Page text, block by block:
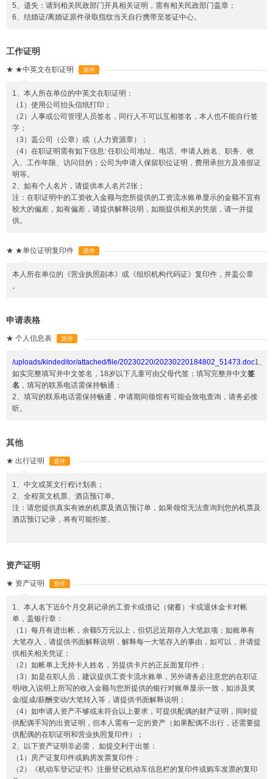
5、遗失：请到相关民政部门开具相关证明，需有相关民政部门盖章；
6、结婚证/离婚证原件录取指纹当天自行携带至签证中心。
工作证明
★ ★中英文在职证明 原件
1、本人所在单位的中英文在职证明：
（1）使用公司抬头信纸打印；
（2）人事或公司管理人员签名，同行人不可以互相签名，本人也不能自行签
字；
（3）盖公司（公章）或（人力资源章）；
（4）在职证明需有如下信息: 任职公司地址、电话、申请人姓名、职务、收
入、工作年限、访问目的；公司为申请人保留职位证明，费用承担方及准假证
明等。
2、如有个人名片，请提供本人名片2张；
注：在职证明中的工资收入金额与您所提供的工资流水账单显示的金额不宜有
较大的偏差，如有偏差，请提供解释说明，如能提供相关的凭据，请一并提
供。
★ ★单位证明复印件 原件
本人所在单位的《营业执照副本》或《组织机构代码证》复印件，并盖公章
。
申请表格
★ 个人信息表 原件
/uploads/kindeditor/attached/file/20230220/20230220184802_51473.doc1、
如实完整填写并中文签名，18岁以下儿童可由父母代签；填写完整并中文签
名 ，填写的联系电话需保持畅通；
2、填写的联系电话需保持畅通，申请期间领馆有可能会致电查询，请务必接
听。
其他
★ 出行证明 原件
1、中文或英文行程计划表；
2、全程英文机票、酒店预订单。
注：请您提供真实有效的机票及酒店预订单，如果领馆无法查询到您的机票及
酒店预订记录，将有可能拒签。
资产证明
★ 资产证明 原件
1、本人名下近6个月交易记录的工资卡或借记（储蓄）卡或退休金卡对帐
单，盖银行章：
（1）每月有进出帐，余额5万元以上，但切忌近期存入大笔款项；如账单有
大笔存入，请提供书面解释说明，解释每一大笔存入的事由，如可以，并请提
供相关相关凭证；
（2）如帐单上无持卡人姓名，另提供卡片的正反面复印件；
（3）如是在职人员，建议提供工资卡流水账单，另外请务必注意您的在职证
明/收入说明上所写的收入金额与您所提供的银行对账单显示一致，如涉及奖
金/提成/薪酬变动/大笔转入等，请提供书面解释说明；
（4）如申请人资产不够或未符合以上要求，可提供配偶的财产证明，同时提
供配偶手写的出资证明，但本人需有一定的资产（如果配偶不出行，还需要提
供配偶的在职证明和营业执照复印件）；
2、以下资产证明非必需， 如提交利于出签：
（1）房产证复印件或购房发票复印件；
（2）《机动车登记证书》注册登记机动车信息栏的复印件或购车发票的复印